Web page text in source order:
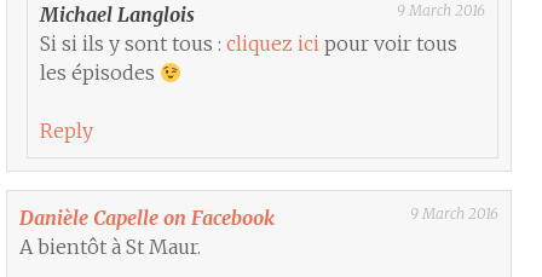
Michael Langlois 9 March 2016
Si si ils y sont tous : cliquez icipour voir tous
les épisodes
Reply
Danièle Capelle on Facebook 9 March 2016
A bientôt à St Maur.